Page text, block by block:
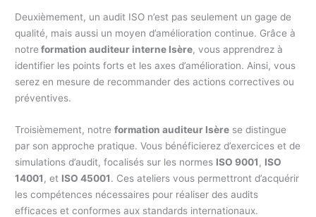
Deuxièmement, un audit ISO n’est pas seulement un gage de
qualité, mais aussi un moyen d’amélioration continue. Grâce à
notre formation auditeur interne Isère, vous apprendrez à
identifier les points forts et les axes d’amélioration. Ainsi, vous
serez en mesure de recommander des actions correctives ou
préventives.
Troisièmement, notreformation auditeur Isère se distingue
par son approche pratique. Vous bénéficierez d’exercices et de
simulations d’audit, focalisés sur les normes ISO 9001 , ISO
14001 , et ISO 45001. Ces ateliers vous permettront d’acquérir
les compétences nécessaires pour réaliser des audits
efficaces et conformes aux standards internationaux.